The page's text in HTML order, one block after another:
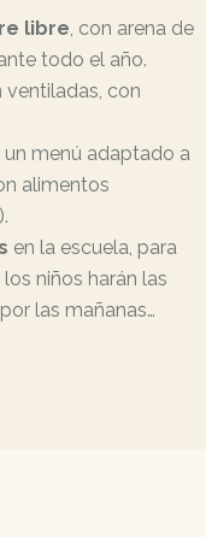
libre , con arena de
todo el año.
ventiladas, con
un menú adaptado a
alimentos
en la escuela, para
niños harán las
las mañanas…